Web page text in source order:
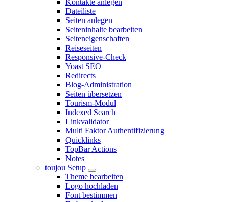
Dateiliste
Seiten anlegen
Seiteninhalte bearbeiten
Seiteneigenschaften
Reiseseiten
Responsive-Check
Yoast SEO
Redirects
Blog-Administration
Seiten übersetzen
Tourism-Modul
Indexed Search
Linkvalidator
Multi Faktor Authentifizierung
Quicklinks
TopBar Actions
Notes
toujou Setup
Theme bearbeiten
Logo hochladen
Font bestimmen